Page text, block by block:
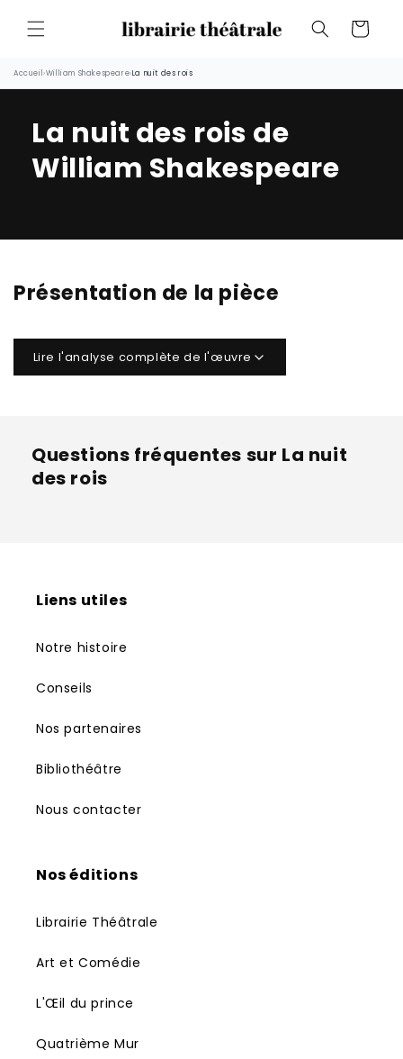
passer
au
Panier
Accueil›William Shakespeare›La nuit des rois
La nuit des rois de
William Shakespeare
Présentation de la pièce
Lire l'analyse complète de l'œuvre
Questions fréquentes sur La nuit
des rois
Liens utiles
Notre histoire
Conseils
Nos partenaires
Bibliothéâtre
Nous contacter
Nos éditions
Librairie Théâtrale
Art et Comédie
L'Œil du prince
Quatrième Mur